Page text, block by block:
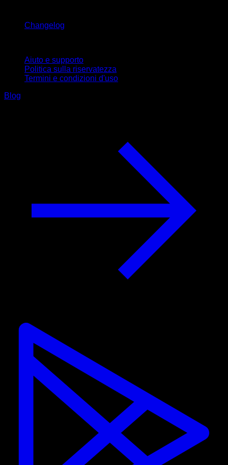
Changelog
Aiuto e supporto
Politica sulla riservatezza
Termini e condizioni d'uso
Blog